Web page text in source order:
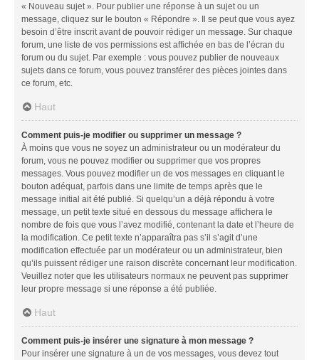
« Nouveau sujet ». Pour publier une réponse à un sujet ou un
message, cliquez sur le bouton « Répondre ». Il se peut que vous ayez
besoin d’être inscrit avant de pouvoir rédiger un message. Sur chaque
forum, une liste de vos permissions est affichée en bas de l’écran du
forum ou du sujet. Par exemple : vous pouvez publier de nouveaux
sujets dans ce forum, vous pouvez transférer des pièces jointes dans
ce forum, etc.
Haut
Comment puis-je modifier ou supprimer un message ?
À moins que vous ne soyez un administrateur ou un modérateur du
forum, vous ne pouvez modifier ou supprimer que vos propres
messages. Vous pouvez modifier un de vos messages en cliquant le
bouton adéquat, parfois dans une limite de temps après que le
message initial ait été publié. Si quelqu’un a déjà répondu à votre
message, un petit texte situé en dessous du message affichera le
nombre de fois que vous l’avez modifié, contenant la date et l’heure de
la modification. Ce petit texte n’apparaîtra pas s’il s’agit d’une
modification effectuée par un modérateur ou un administrateur, bien
qu’ils puissent rédiger une raison discrète concernant leur modification.
Veuillez noter que les utilisateurs normaux ne peuvent pas supprimer
leur propre message si une réponse a été publiée.
Haut
Comment puis-je insérer une signature à mon message ?
Pour insérer une signature à un de vos messages, vous devez tout